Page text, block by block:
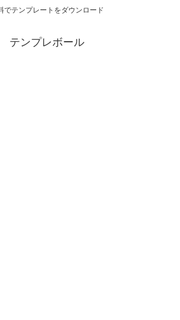
でテンプレートをダウンロード
テンプレボール